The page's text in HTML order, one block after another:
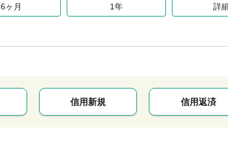
6ヶ月 1年 詳
信用新規 信用返済